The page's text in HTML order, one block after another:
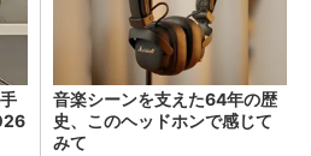
音楽シーンを支えた64年の歴
史、このヘッドホンで感じて
みて